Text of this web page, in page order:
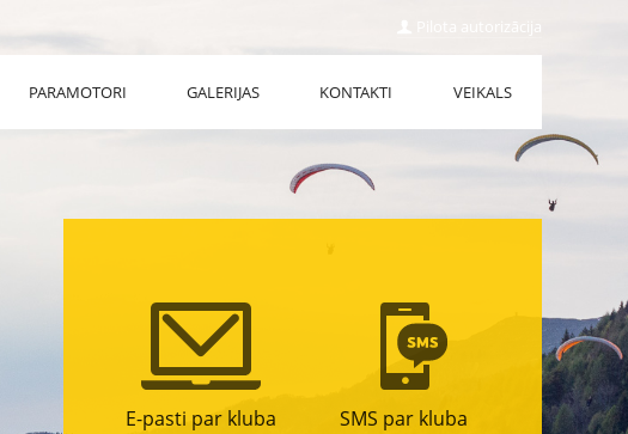
Pilota autorizācija
PARAMOTORI GALERIJAS KONTAKTI VEIKALS
E-pasti par kluba
SMS par kluba